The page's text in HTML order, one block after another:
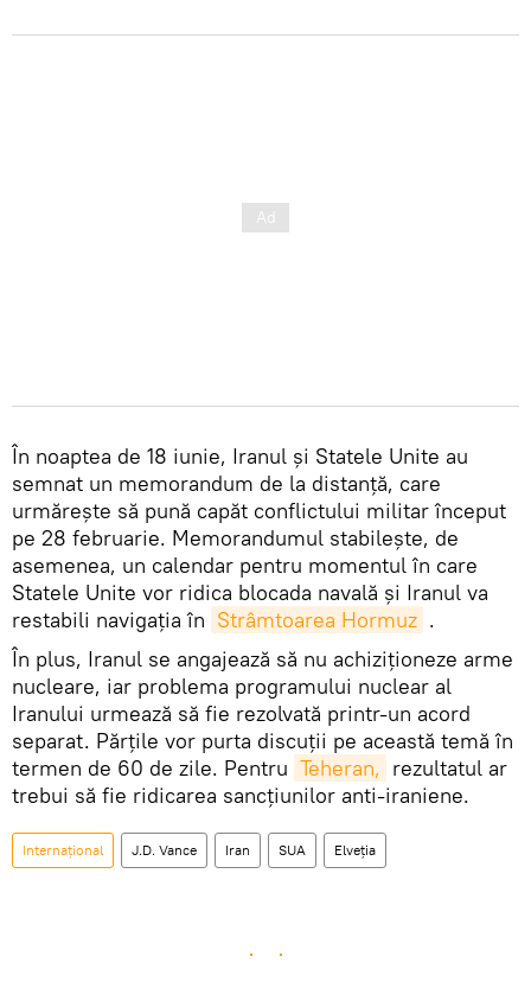
În noaptea de 18 iunie, Iranul și Statele Unite au
semnat un memorandum de la distanță, care
urmărește să pună capăt conflictului militar început
pe 28 februarie. Memorandumul stabilește, de
asemenea, un calendar pentru momentul în care
Statele Unite vor ridica blocada navală și Iranul va
restabili navigația în Strâmtoarea Hormuz .
În plus, Iranul se angajează să nu achiziționeze arme
nucleare, iar problema programului nuclear al
Iranului urmează să fie rezolvată printr-un acord
separat. Părțile vor purta discuții pe această temă în
termen de 60 de zile. Pentru Teheran, rezultatul ar
trebui să fie ridicarea sancțiunilor anti-iraniene.
Internațional J.D. Vance Iran SUA Elveția